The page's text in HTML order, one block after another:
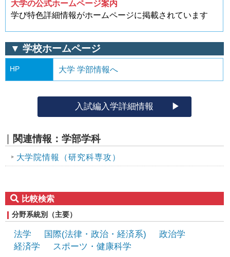
大学の公式ホームページ案内
学び特色詳細情報がホームページに掲載されています
▼ 学校ホームページ
HP 大学 学部情報へ
入試編入学詳細情報
関連情報：学部学科
大学院情報（研究科専攻）
比較検索
分野系統別（主要）
法学 国際(法律・政治・経済系)
政治学
経済学
スポーツ・健康科学